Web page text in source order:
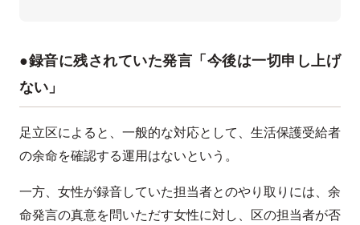
●録音に残されていた発言「今後は一切申し上げ
ない」
足立区によると、一般的な対応として、生活保護受給者
の余命を確認する運用はないという。
一方、女性が録音していた担当者とのやり取りには、余
命発言の真意を問いただす女性に対し、区の担当者が否